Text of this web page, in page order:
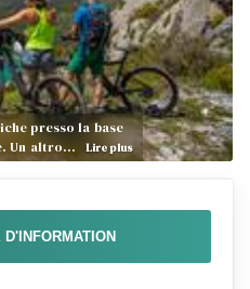
presso la base
Un altro…
Lire plus
D'INFORMATION